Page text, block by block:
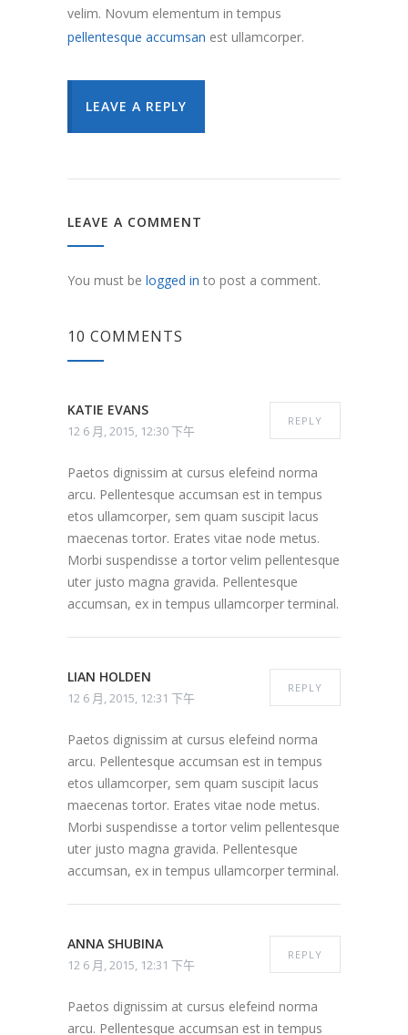
velim. Novum elementum in tempus
pellentesque accumsan est ullamcorper.
LEAVE A REPLY
LEAVE A COMMENT
You must be logged in to post a comment.
10 COMMENTS
KATIE EVANS
12 6 月, 2015, 12:30 下午
REPLY
Paetos dignissim at cursus elefeind norma
arcu. Pellentesque accumsan est in tempus
etos ullamcorper, sem quam suscipit lacus
maecenas tortor. Erates vitae node metus.
Morbi suspendisse a tortor velim pellentesque
uter justo magna gravida. Pellentesque
accumsan, ex in tempus ullamcorper terminal.
LIAN HOLDEN
12 6 月, 2015, 12:31 下午
REPLY
Paetos dignissim at cursus elefeind norma
arcu. Pellentesque accumsan est in tempus
etos ullamcorper, sem quam suscipit lacus
maecenas tortor. Erates vitae node metus.
Morbi suspendisse a tortor velim pellentesque
uter justo magna gravida. Pellentesque
accumsan, ex in tempus ullamcorper terminal.
ANNA SHUBINA
12 6 月, 2015, 12:31 下午
REPLY
Paetos dignissim at cursus elefeind norma
arcu. Pellentesque accumsan est in tempus